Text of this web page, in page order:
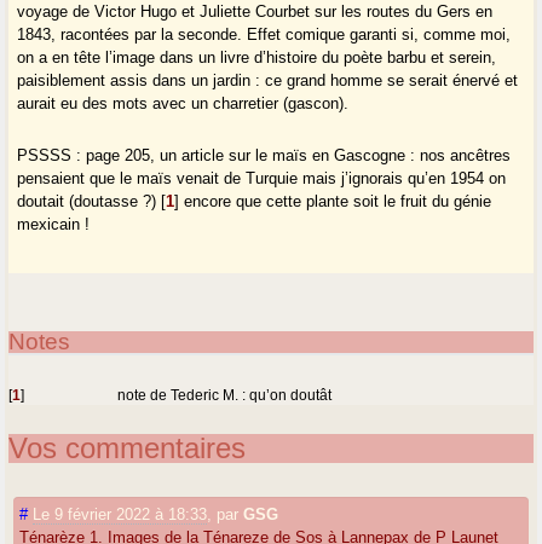
voyage de Victor Hugo et Juliette Courbet sur les routes du Gers en
1843, racontées par la seconde. Effet comique garanti si, comme moi,
on a en tête l’image dans un livre d’histoire du poète barbu et serein,
paisiblement assis dans un jardin : ce grand homme se serait énervé et
aurait eu des mots avec un charretier (gascon).
PSSSS : page 205, un article sur le maïs en Gascogne : nos ancêtres
pensaient que le maïs venait de Turquie mais j’ignorais qu’en 1954 on
doutait (doutasse ?) [1] encore que cette plante soit le fruit du génie
mexicain !
Notes
[1] note de Tederic M. : qu’on doutât
Vos commentaires
# Le 9 février 2022 à 18:33 parGSG
Ténarèze 1. Images de la Ténareze de Sos à Lannepax de P Launet